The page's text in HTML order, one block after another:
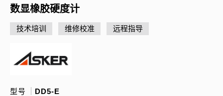
数显橡胶硬度计
技术培训 维修校准 远程指导
型号 DD5-E